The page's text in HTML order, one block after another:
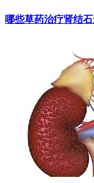
哪些草药治疗肾结